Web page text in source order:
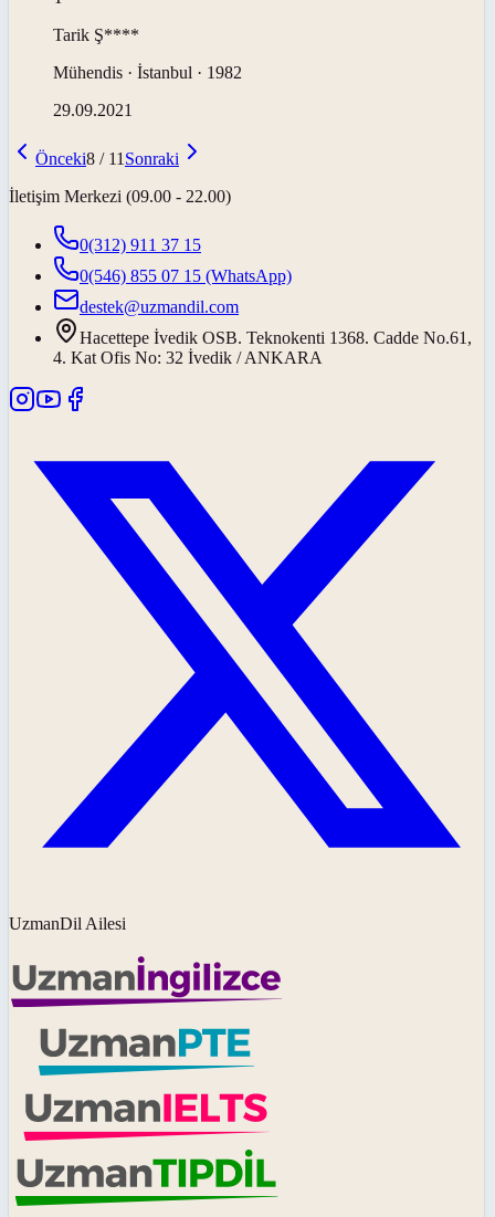
Tarik Ş****
Mühendis · İstanbul · 1982
29.09.2021
Önceki8 / 11 Sonraki
İletişim Merkezi (09.00 - 22.00)
0(312) 911 37 15
0(546) 855 07 15 (WhatsApp)
destek@uzmandil.com
Hacettepe İvedik OSB. Teknokenti 1368. Cadde No.61,
4. Kat Ofis No: 32 İvedik / ANKARA
UzmanDil Ailesi